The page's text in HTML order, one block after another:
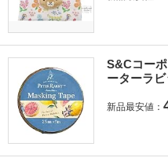
S&Cコー
ーターラ
新品最安値：